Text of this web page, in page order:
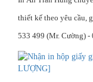
thiết kế theo yêu cầu,
533 499 (Mr. Cường) -